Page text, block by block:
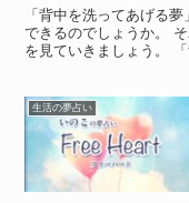
「背中を洗ってあげる
できるのでしょうか。
を見ていきましょう。
生活の夢占い